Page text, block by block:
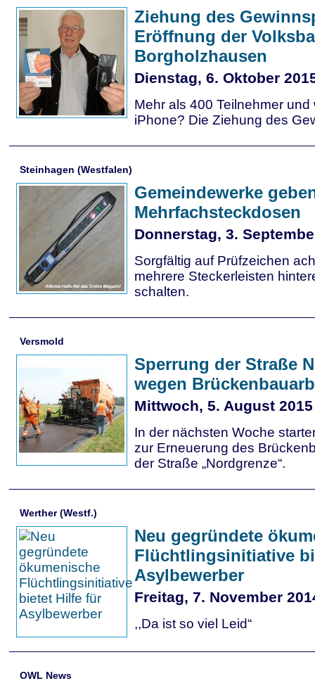
Ziehung des
Eröffnung der
Borgholzhausen
Dienstag, 6. Oktober
Mehr als 400 Teilnehmer
iPhone? Die Ziehung des
Steinhagen (Westfalen)
Gemeindewerke
Mehrfachsteckdosen
Donnerstag, 3.
Sorgfältig auf Prüfzeichen
mehrere Steckerleisten
schalten.
Versmold
Sperrung der Straße
wegen
Mittwoch, 5. August 2015
In der nächsten Woche
zur Erneuerung des
der Straße „Nordgrenze“.
Werther (Westf.)
Neu gegründete
Flüchtlingsinitiative
Asylbewerber
Freitag, 7. November
,,Da ist so viel Leid“
OWL News